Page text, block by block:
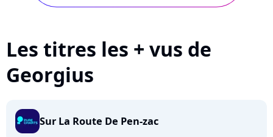
Les titres les + vus de
Georgius
Sur La Route De Pen-zac